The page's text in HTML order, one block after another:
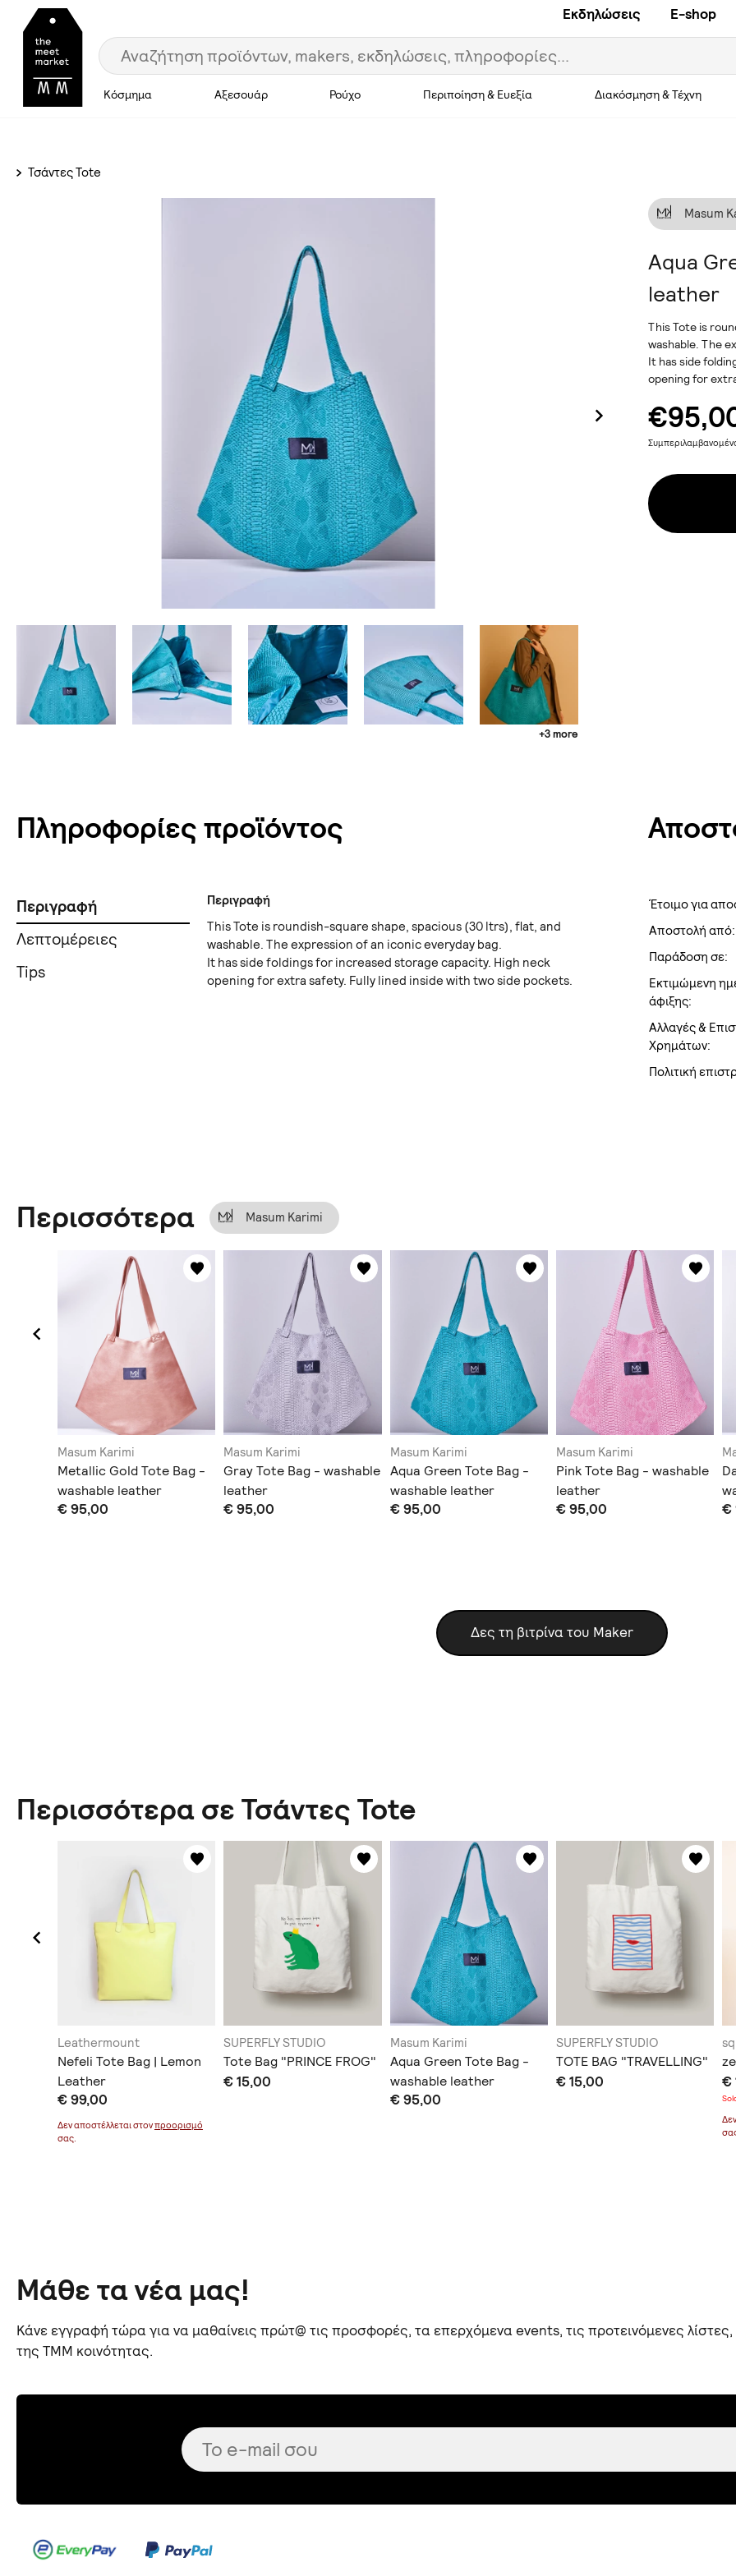
Εκδηλώσεις E-shop
Κόσμημα Αξεσουάρ Ρούχο Περιποίηση & Ευεξία Διακόσμηση & Τέχνη
Τσάντες Tote
+3 more
Masum
Aqua
leather
This Tote is
washable. The
It has side
opening for
Πληροφορίες προϊόντος
Περιγραφή
Λεπτομέρειες
Tips
Περιγραφή
This Tote is roundish-square shape, spacious (30 ltrs), flat, and
washable. The expression of an iconic everyday bag.
It has side foldings for increased storage capacity. High neck
opening for extra safety. Fully lined inside with two side pockets.
Έτοιμο για
Αποστολή από:
Παράδοση σε:
Εκτιμώμενη
άφιξης:
Αλλαγές &
Χρημάτων:
Πολιτική
Περισσότερα Masum Karimi
Masum Karimi
Metallic Gold Tote Bag -
washable leather
€ 95,00
Masum Karimi
Gray Tote Bag - washable
leather
€ 95,00
Masum Karimi
Aqua Green Tote Bag -
washable leather
€ 95,00
Masum Karimi
Pink Tote Bag - washable
leather
€ 95,00 €
Δες τη βιτρίνα του Maker
Περισσότερα σε Τσάντες Tote
Leathermount
Nefeli Tote Bag | Lemon
Leather
€ 99,00
Δεν αποστέλλεται στονπροορισμό
σας.
SUPERFLY STUDIO
Tote Bag "PRINCE FROG"
€ 15,00
Masum Karimi
Aqua Green Tote Bag -
washable leather
€ 95,00
SUPERFLY STUDIO
TOTE BAG "TRAVELLING"
€ 15,00 €
Μάθε τα νέα μας!
Κάνε εγγραφή τώρα για να μαθαίνεις πρώτ@ τις προσφορές, τα επερχόμενα events, τις προτεινόμενες
της TMM κοινότητας.